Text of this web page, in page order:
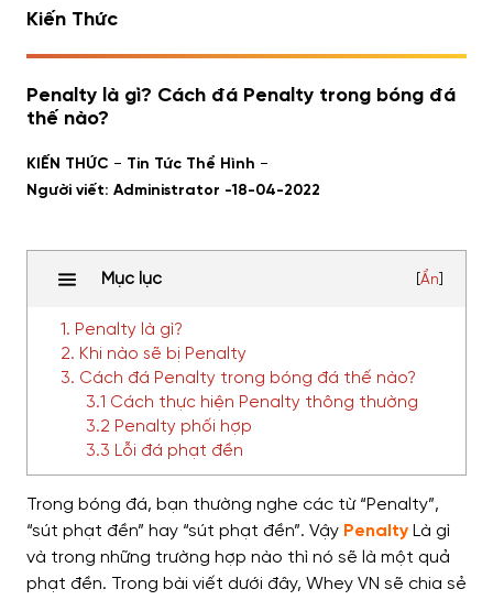
Kiến Thức
Penalty là gì? Cách đá Penalty trong bóng đá
thế nào?
KIẾN THỨC - Tin Tức Thể Hình -
Người viết: Administrator -18-04-2022
Mục lục Ẩn
1. Penalty là gì?
2. Khi nào sẽ bị Penalty
3. Cách đá Penalty trong bóng đá thế nào?
3.1 Cách thực hiện Penalty thông thường
3.2 Penalty phối hợp
3.3 Lỗi đá phạt đền
Trong bóng đá, bạn thường nghe các từ “Penalty”,
“sút phạt đền” hay “sút phạt đền”. Vậy Penalty Là gì
và trong những trường hợp nào thì nó sẽ là một quả
phạt đền. Trong bài viết dưới đây, Whey VN sẽ chia sẻ